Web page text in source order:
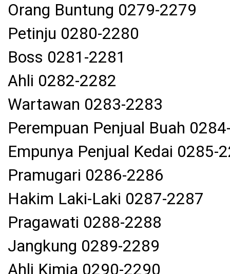
Orang Buntung 0279-2279
Petinju 0280-2280
Boss 0281-2281
Ahli 0282-2282
Wartawan 0283-2283
Perempuan Penjual Buah
Empunya Penjual Kedai 0285-
Pramugari 0286-2286
Hakim Laki-Laki 0287-2287
Pragawati 0288-2288
Jangkung 0289-2289
Ahli Kimia 0290-2290